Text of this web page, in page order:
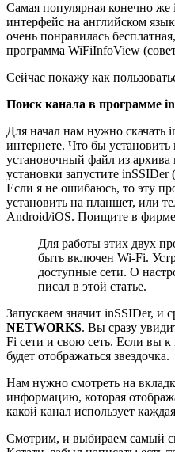
Самая популярная конечно же
интерфейс на английском
очень понравилась
программа WiFiInfoView
Сейчас покажу как
Поиск канала в программе
Для начал нам нужно скачать
интернете. Что бы установить
установочный файл из
установки запустите inSSIDer
Если я не ошибаюсь, то эту
установить на планшет, или
Android/iOS. Поищите в
Для работы этих двух
быть включен Wi-Fi.
доступные сети. О
писал в этой статье.
Запускаем значит inSSIDer, и
NETWORKS. Вы сразу
Fi сети и свою сеть. Если вы
будет отображаться звездочка.
Нам нужно смотреть на
информацию, которая
какой канал использует
Смотрим, и выбираем самый